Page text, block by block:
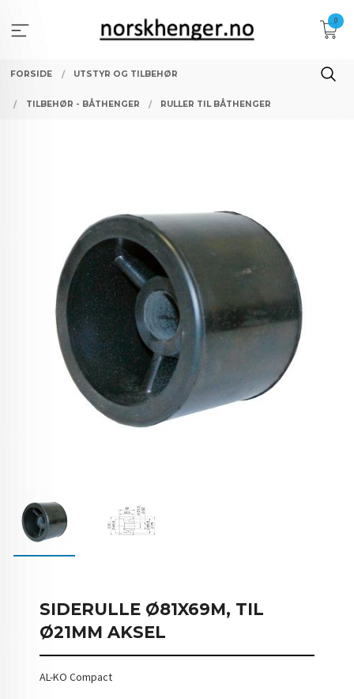
innholdet
0
FORSIDE UTSTYR OG TILBEHØR
TILBEHØR - BÅTHENGER RULLER TIL BÅTHENGER
SIDERULLE Ø81X69M, TIL
Ø21MM AKSEL
AL-KO Compact